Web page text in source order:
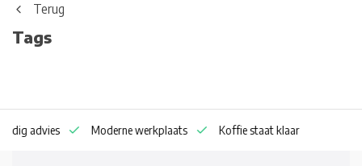
Terug
Tags
Moderne werkplaats Koffie staat klaar